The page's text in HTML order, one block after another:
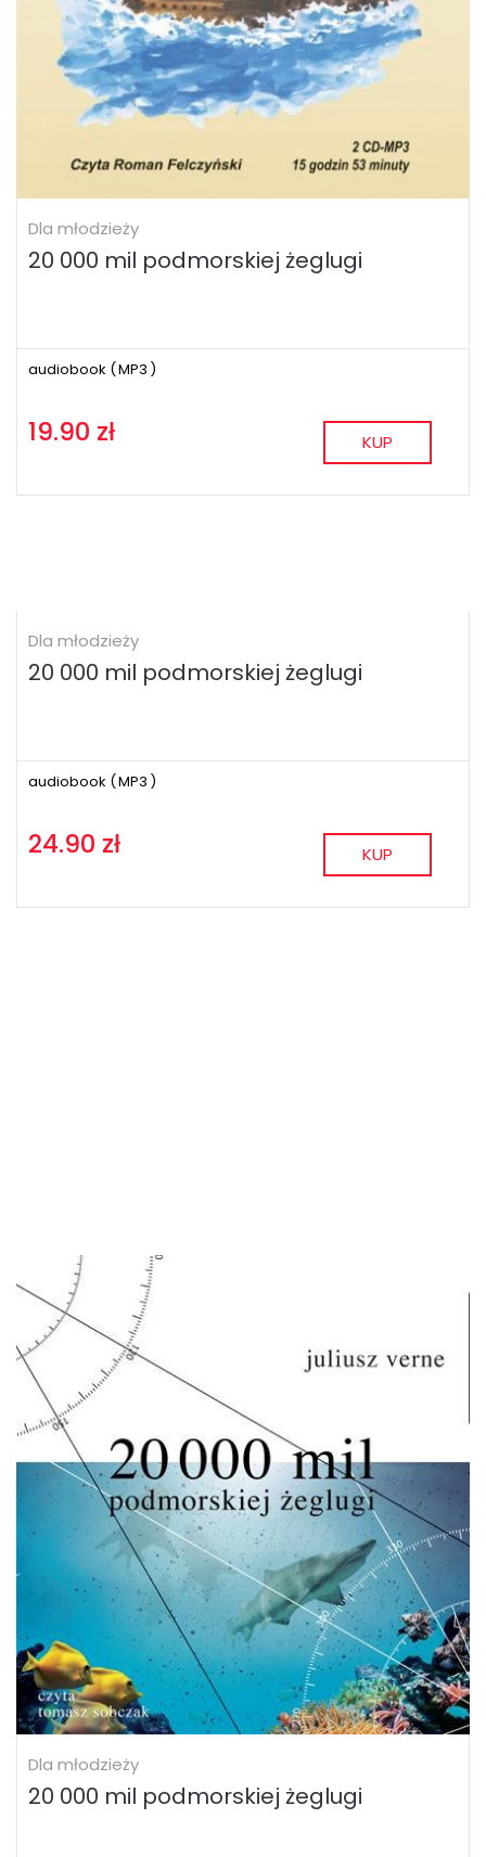
Dla młodzieży
20 000 mil podmorskiej żeglugi
audiobook (MP3 )
19.90 zł KUP
Dla młodzieży
20 000 mil podmorskiej żeglugi
audiobook (MP3 )
24.90 zł KUP
Dla młodzieży
20 000 mil podmorskiej żeglugi